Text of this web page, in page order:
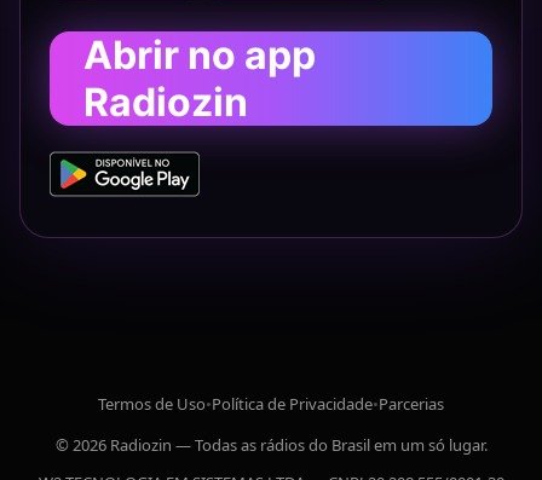
Abrir no app
Radiozin
Termos de Uso•Política de Privacidade•Parcerias
© 2026 Radiozin — Todas as rádios do Brasil em um só lugar.